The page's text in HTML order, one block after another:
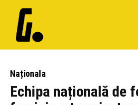
Naționala
Echipa națională de